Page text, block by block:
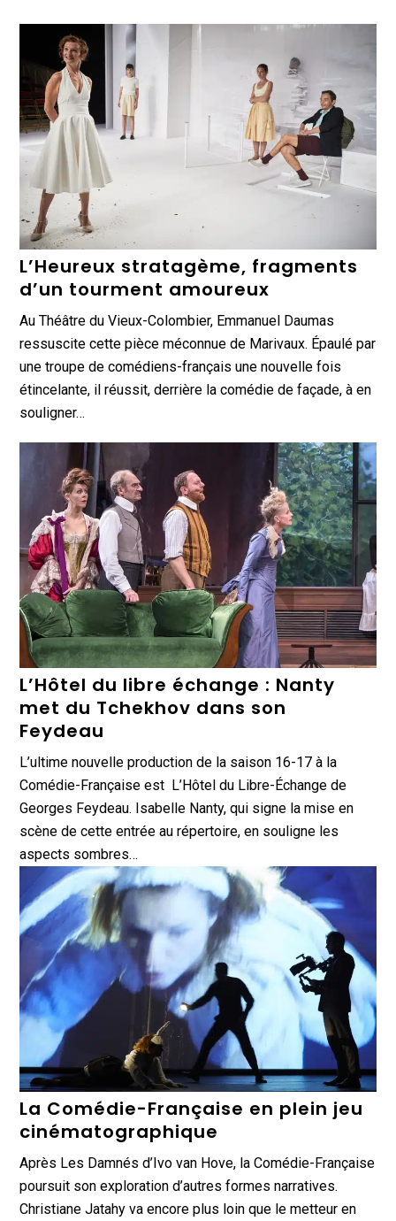
L’Heureux stratagème, fragments
d’un tourment amoureux
Au Théâtre du Vieux-Colombier, Emmanuel Daumas
ressuscite cette pièce méconnue de Marivaux. Épaulé par
une troupe de comédiens-français une nouvelle fois
étincelante, il réussit, derrière la comédie de façade, à en
souligner…
L’Hôtel du libre échange : Nanty
met du Tchekhov dans son
Feydeau
L’ultime nouvelle production de la saison 16-17 à la
Comédie-Française est L’Hôtel du Libre-Échange de
Georges Feydeau. Isabelle Nanty, qui signe la mise en
scène de cette entrée au répertoire, en souligne les
aspects sombres…
La Comédie-Française en plein jeu
cinématographique
Après Les Damnés d’Ivo van Hove, la Comédie-Française
poursuit son exploration d’autres formes narratives.
Christiane Jatahy va encore plus loin que le metteur en